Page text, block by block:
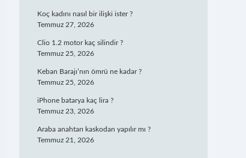
Koç kadını nasıl bir ilişki ister ?
Temmuz 27, 2026
Clio 1.2 motor kaç silindir ?
Temmuz 25, 2026
Keban Barajı’nın ömrü ne kadar ?
Temmuz 25, 2026
iPhone batarya kaç lira ?
Temmuz 23, 2026
Araba anahtarı kaskodan yapılır mı ?
Temmuz 21, 2026